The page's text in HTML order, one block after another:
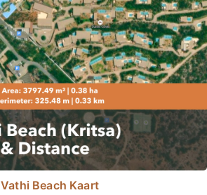
Vathi Beach Kaart